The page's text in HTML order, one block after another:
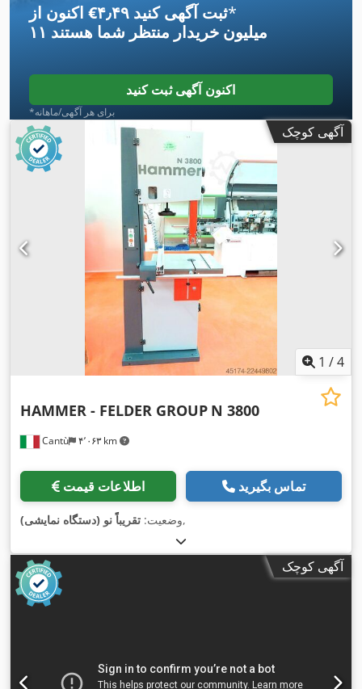
اکنون از ‎€۴٫۴۹ ثبت آگهی کنید*
۱۱ میلیون خریدار منتظر شما هستند
اکنون آگهی ثبت کنید
*برای هر آگهی/ماهانه
آگهی کوچک
1 /4
Cantù ۴٬۰۶۳ km
HAMMER - FELDER GROUP N 3800
اطلاعات قیمت تماس بگیرید
وضعیت: تقریباً نو (دستگاه نمایشی) ,
آگهی کوچک